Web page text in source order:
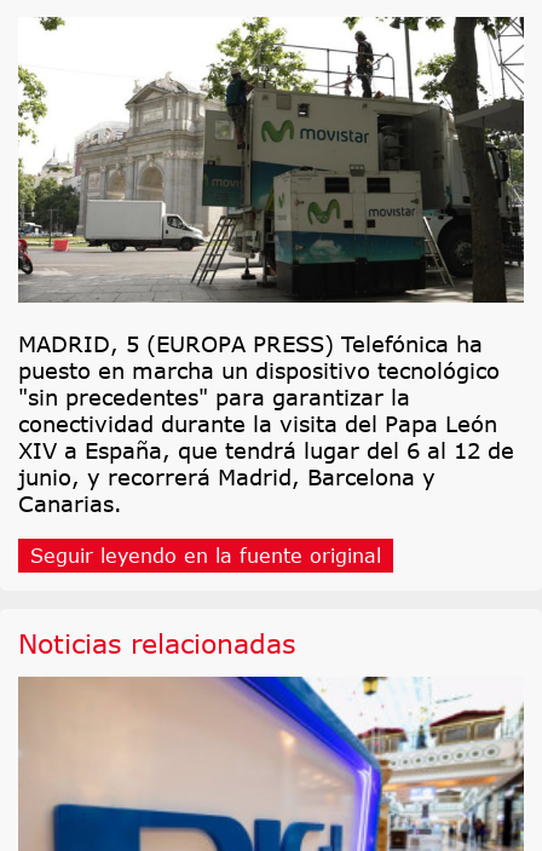
MADRID, 5 (EUROPA PRESS) Telefónica ha
puesto en marcha un dispositivo tecnológico
"sin precedentes" para garantizar la
conectividad durante la visita del Papa León
XIV a España, que tendrá lugar del 6 al 12 de
junio, y recorrerá Madrid, Barcelona y
Canarias.
Seguir leyendo en la fuente original
Noticias relacionadas